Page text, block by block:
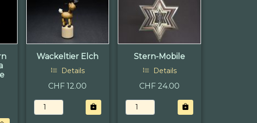
Wackeltier Elch
Details
CHF 12.00
Stern-Mobile
Details
CHF 24.00